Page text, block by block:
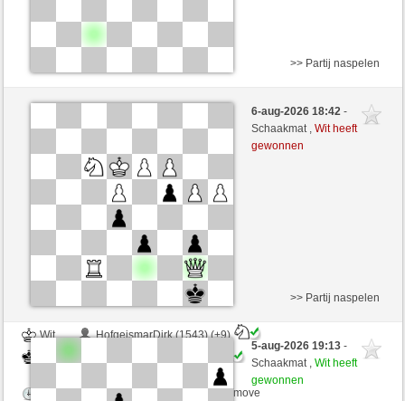
Wit
Flaketa (1613) (-26)
Speelduur: 5 minutes/side + 0 seconds/move
Partij telt mee voor de ranglijst
>> Partij naspelen
6-aug-2026 18:42-
Schaakmat ,Wit heeft
gewonnen
Wit
HofgeismarDirk (1543) (+9)
Zwart
Speelduur: 4 minutes/side + 0 seconds/move
>> Partij naspelen
5-aug-2026 19:13-
Schaakmat ,Wit heeft
gewonnen